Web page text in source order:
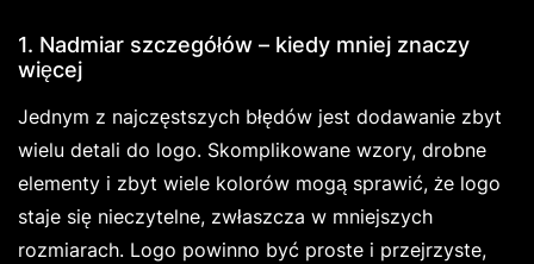
1. Nadmiar szczegółów – kiedy mniej znaczy
więcej
Jednym z najczęstszych błędów jest dodawanie zbyt
wielu detali do logo. Skomplikowane wzory, drobne
elementy i zbyt wiele kolorów mogą sprawić, że logo
staje się nieczytelne, zwłaszcza w mniejszych
rozmiarach. Logo powinno być proste i przejrzyste,